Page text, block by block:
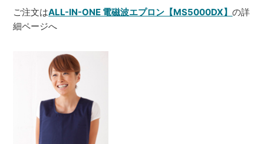
ご注文はALL-IN-ONE 電磁波エプロン【MS5000DX】の詳
細ページへ